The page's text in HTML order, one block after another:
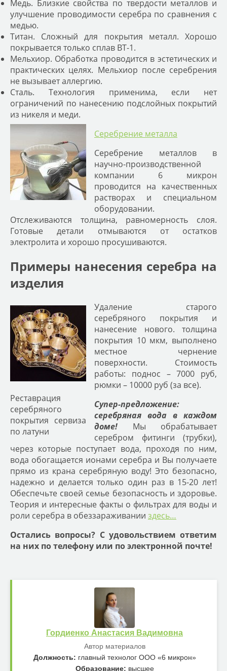
Медь. Близкие свойства по твердости металлов и
улучшение проводимости серебра по сравнения с
медью.
Титан. Сложный для покрытия металл. Хорошо
покрывается только сплав ВТ-1.
Мельхиор. Обработка проводится в эстетических и
практических целях. Мельхиор после серебрения
не вызывает аллергию.
Сталь. Технология применима, если нет
ограничений по нанесению подслойных покрытий
из никеля и меди.
Серебрение металла
Серебрение металлов в
научно-производственной
компании 6 микрон
проводится на качественных
растворах и специальном
оборудовании.
Отслеживаются толщина, равномерность слоя.
Готовые детали отмываются от остатков
электролита и хорошо просушиваются.
Примеры нанесения серебра на
изделия
Реставрация
серебряного
покрытия сервиза
по латуни
Удаление старого
серебряного покрытия и
нанесение нового. толщина
покрытия 10 мкм, выполнено
местное чернение
поверхности. Стоимость
работы: поднос – 7000 руб,
рюмки – 10000 руб (за все).
Супер-предложение:
серебряная вода в каждом
доме!
Мы обрабатывает
серебром фитинги (трубки),
через которые поступает вода, проходя по ним,
вода обогащается ионами серебра и Вы получаете
прямо из крана серебряную воду! Это безопасно,
надежно и делается только один раз в 15-20 лет!
Обеспечьте своей семье безопасность и здоровье.
Теория и интересные факты о фильтрах для воды и
роли серебра в обеззараживании здесь…
Остались вопросы? С удовольствием ответим
на них по телефону или по электронной почте!
Гордиенко Анастасия Вадимовна
Автор материалов
Должность: главный технолог ООО «6 микрон»
Образование: высшее